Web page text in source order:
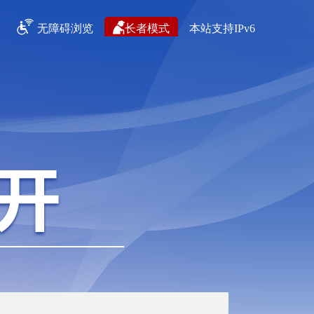
无障碍浏览 长者模式 本站支持IPv6